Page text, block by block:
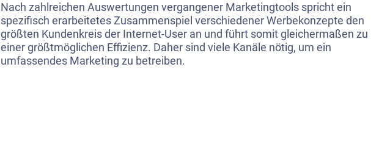
Nach zahlreichen Auswertungen vergangener Marketingtools spricht ein
spezifisch erarbeitetes Zusammenspiel verschiedener Werbekonzepte den
größten Kundenkreis der Internet-User an und führt somit gleichermaßen zu
einer größtmöglichen Effizienz. Daher sind viele Kanäle nötig, um ein
umfassendes Marketing zu betreiben.